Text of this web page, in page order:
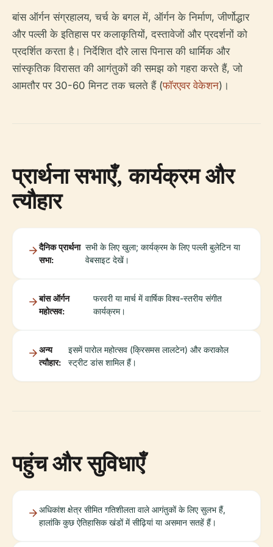
बांस ऑर्गन संग्रहालय, चर्च के बगल में, ऑर्गन के निर्माण, जीर्णोद्धार
और पल्ली के इतिहास पर कलाकृतियों, दस्तावेजों और प्रदर्शनों को
प्रदर्शित करता है। निर्देशित दौरे लास पिनास की धार्मिक और
सांस्कृतिक विरासत की आगंतुकों की समझ को गहरा करते हैं, जो
आमतौर पर 30-60 मिनट तक चलते हैं (फॉरएवर वेकेशन)।
प्रार्थना सभाएँ, कार्यक्रम और
त्यौहार
दैनिक प्रार्थना
सभा:
सभी के लिए खुला; कार्यक्रम के लिए पल्ली बुलेटिन या
वेबसाइट देखें।
बांस ऑर्गन
महोत्सव:
फरवरी या मार्च में वार्षिक विश्व-स्तरीय संगीत
कार्यक्रम।
अन्य
त्यौहार:
इसमें पारोल महोत्सव (क्रिसमस लालटेन) और कराकोल
स्ट्रीट डांस शामिल हैं।
पहुंच और सुविधाएँ
अधिकांश क्षेत्र सीमित गतिशीलता वाले आगंतुकों के लिए सुलभ हैं,
हालांकि कुछ ऐतिहासिक खंडों में सीढ़ियां या असमान सतहें हैं।